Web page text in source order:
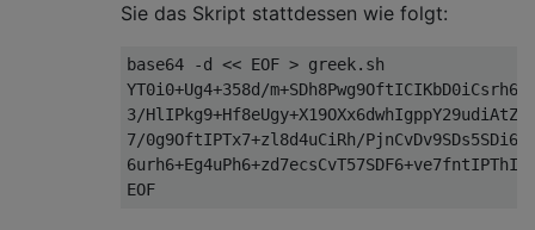
Sie das Skript stattdessen wie folgt:
base64 -d << EOF > greek.sh
YT0i0+Ug4+358d/
3/
7/0g9OftIPTx7+zl8d4uCiRh/